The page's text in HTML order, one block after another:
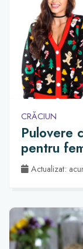
CRĂCIUN
Pulovere
pentru
Actualizat: